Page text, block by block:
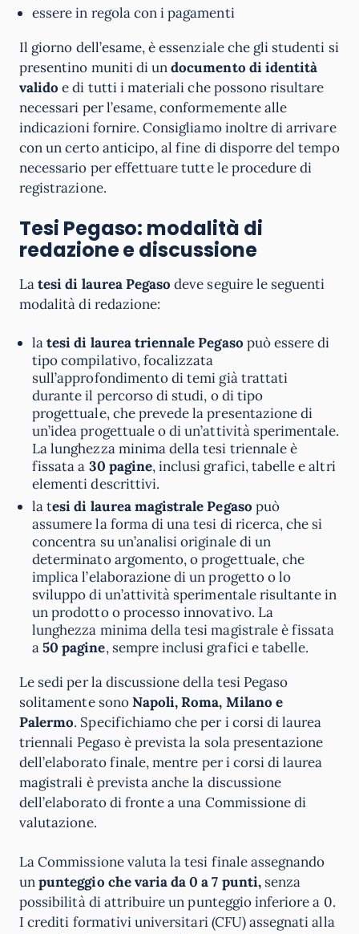
essere in regola con i pagamenti
Il giorno dell’esame, è essenziale che gli studenti si
presentino muniti di undocumento di identità
valido e di tutti i materiali che possono risultare
necessari per l’esame, conformemente alle
indicazioni fornire. Consigliamo inoltre di arrivare
con un certo anticipo, al fine di disporre del tempo
necessario per effettuare tutte le procedure di
registrazione.
Tesi Pegaso: modalità di
redazione e discussione
Latesi di laurea Pegaso deve seguire le seguenti
modalità di redazione:
latesi di laurea triennale Pegaso può essere di
tipo compilativo, focalizzata
sull’approfondimento di temi già trattati
durante il percorso di studi, o di tipo
progettuale, che prevede la presentazione di
un’idea progettuale o di un’attività sperimentale.
La lunghezza minima della tesi triennale è
fissata a 30 pagine, inclusi grafici, tabelle e altri
elementi descrittivi.
la tesi di laurea magistrale Pegaso può
assumere la forma di una tesi di ricerca, che si
concentra su un’analisi originale di un
determinato argomento, o progettuale, che
implica l’elaborazione di un progetto o lo
sviluppo di un’attività sperimentale risultante in
un prodotto o processo innovativo. La
lunghezza minima della tesi magistrale è fissata
a50 pagine, sempre inclusi grafici e tabelle.
Le sedi per la discussione della tesi Pegaso
solitamente sonoNapoli, Roma, Milano e
Palermo. Specifichiamo che per i corsi di laurea
triennali Pegaso è prevista la sola presentazione
dell’elaborato finale, mentre per i corsi di laurea
magistrali è prevista anche la discussione
dell’elaborato di fronte a una Commissione di
valutazione.
La Commissione valuta la tesi finale assegnando
unpunteggio che varia da 0 a 7 punti,senza
possibilità di attribuire un punteggio inferiore a 0.
I crediti formativi universitari (CFU) assegnati alla